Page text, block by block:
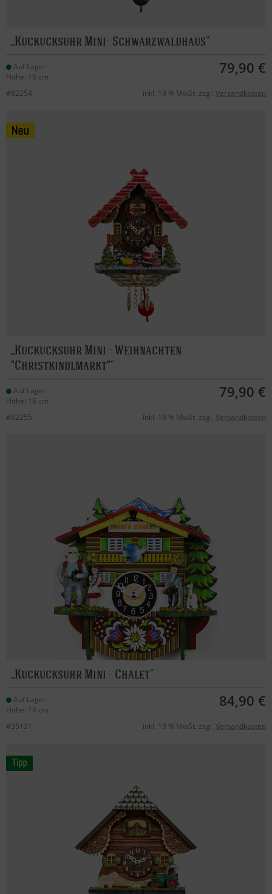
Kuckucksuhr Mini- Schwarzwaldhaus
Auf Lager
Höhe: 16 cm
79,90 €
#82254 inkl. 19 % MwSt. zzgl. Versandkosten
Kuckucksuhr Mini - Weihnachten
"Christkindlmarkt"
Auf Lager
Höhe: 16 cm
79,90 €
#82255 inkl. 19 % MwSt. zzgl. Versandkosten
Kuckucksuhr Mini - Chalet
Auf Lager
Höhe: 14 cm
84,90 €
#35131 inkl. 19 % MwSt. zzgl. Versandkosten